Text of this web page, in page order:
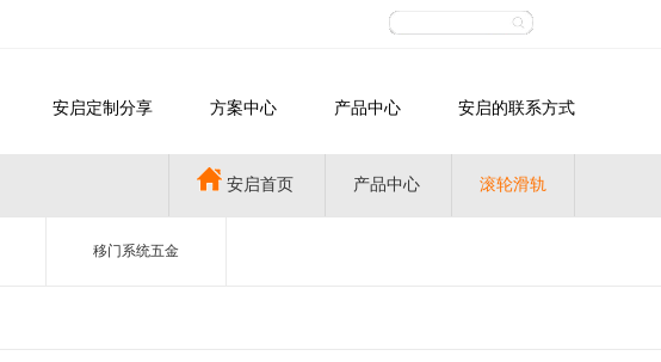
安启定制分享 方案中心 产品中心 安启的联系方式
安启首页 产品中心 滚轮滑轨
移门系统五金